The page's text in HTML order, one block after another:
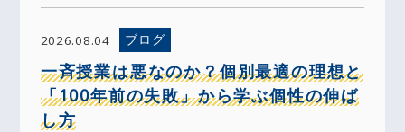
2026.08.04 ブログ
一斉授業は悪なのか？個別最適の理想と
「100年前の失敗」から学ぶ個性の伸ば
し方